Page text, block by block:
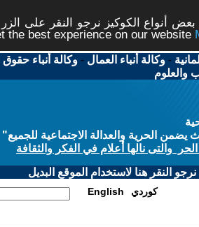
أنواع الكوكيز نرجو النقر على
the best experience on our website
-وكالة أنباء العمال -وكالة أنباء حقوق
والعلوم
الحرية والعدالة الاجتماعية للجميع"
والتى نالها أعلام في الفكر والثقافة
النقر هنا لاستخدام الموقع البديل
English كوردي